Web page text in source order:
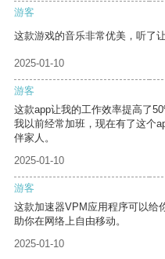
游客
这款游戏的音乐非常优美，听了
2025-01-10
游客
这款app让我的工作效率提高了
我以前经常加班，现在有了这个
伴家人。
2025-01-10
游客
这款加速器VPM应用程序可以给
助你在网络上自由移动。
2025-01-10